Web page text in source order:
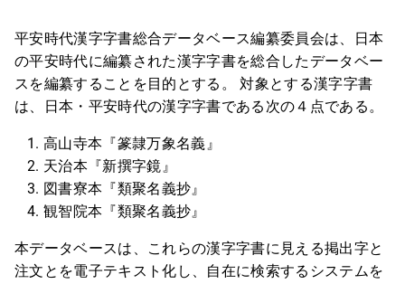
平安時代漢字字書総合データベース編纂委員会は、日本
の平安時代に編纂された漢字字書を総合したデータベー
スを編纂することを目的とする。 対象とする漢字字書
は、日本・平安時代の漢字字書である次の４点である。
高山寺本『篆隷万象名義』
天治本『新撰字鏡』
図書寮本『類聚名義抄』
観智院本『類聚名義抄』
本データベースは、これらの漢字字書に見える掲出字と
注文とを電子テキスト化し、自在に検索するシステムを